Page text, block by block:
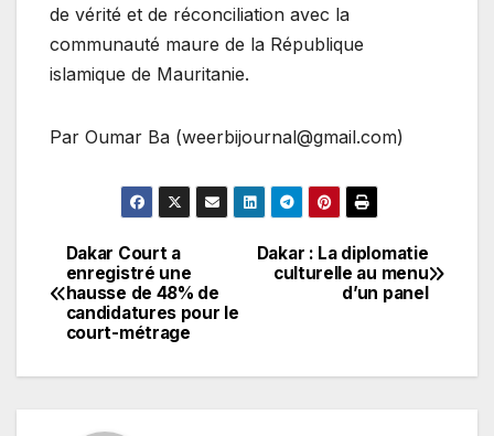
de vérité et de réconciliation avec la
communauté maure de la République
islamique de Mauritanie.
Par Oumar Ba (weerbijournal@gmail.com)
Navigation
de
Dakar : La diplomatie
culturelle au menu
d’un panel
Dakar Court a
enregistré une
hausse de 48% de
candidatures pour le
court-métrage